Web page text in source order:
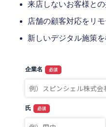
来店しないお客様と
店舗の顧客対応をリ
新しいデジタル施策